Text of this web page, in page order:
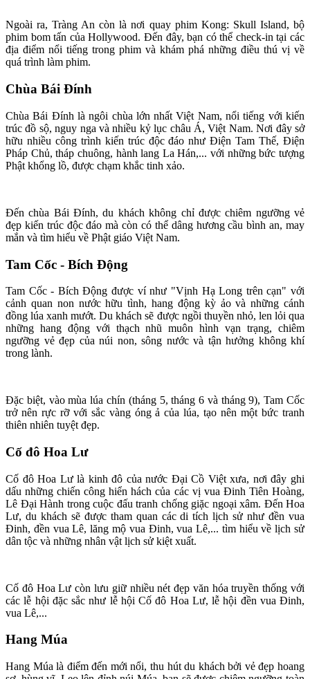
Ngoài ra, Tràng An còn là nơi quay phim Kong: Skull Island, bộ
phim bom tấn của Hollywood. Đến đây, bạn có thể check-in tại các
địa điểm nổi tiếng trong phim và khám phá những điều thú vị về
quá trình làm phim.
Chùa Bái Đính
Chùa Bái Đính là ngôi chùa lớn nhất Việt Nam, nổi tiếng với kiến
trúc đồ sộ, nguy nga và nhiều kỷ lục châu Á, Việt Nam. Nơi đây sở
hữu nhiều công trình kiến trúc độc đáo như Điện Tam Thế, Điện
Pháp Chủ, tháp chuông, hành lang La Hán,... với những bức tượng
Phật khổng lồ, được chạm khắc tinh xảo.
Đến chùa Bái Đính, du khách không chỉ được chiêm ngưỡng vẻ
đẹp kiến trúc độc đáo mà còn có thể dâng hương cầu bình an, may
mắn và tìm hiểu về Phật giáo Việt Nam.
Tam Cốc - Bích Động
Tam Cốc - Bích Động được ví như "Vịnh Hạ Long trên cạn" với
cảnh quan non nước hữu tình, hang động kỳ ảo và những cánh
đồng lúa xanh mướt. Du khách sẽ được ngồi thuyền nhỏ, len lỏi qua
những hang động với thạch nhũ muôn hình vạn trạng, chiêm
ngưỡng vẻ đẹp của núi non, sông nước và tận hưởng không khí
trong lành.
Đặc biệt, vào mùa lúa chín (tháng 5, tháng 6 và tháng 9), Tam Cốc
trở nên rực rỡ với sắc vàng óng ả của lúa, tạo nên một bức tranh
thiên nhiên tuyệt đẹp.
Cố đô Hoa Lư
Cố đô Hoa Lư là kinh đô của nước Đại Cồ Việt xưa, nơi đây ghi
dấu những chiến công hiển hách của các vị vua Đinh Tiên Hoàng,
Lê Đại Hành trong cuộc đấu tranh chống giặc ngoại xâm. Đến Hoa
Lư, du khách sẽ được tham quan các di tích lịch sử như đền vua
Đinh, đền vua Lê, lăng mộ vua Đinh, vua Lê,... tìm hiểu về lịch sử
dân tộc và những nhân vật lịch sử kiệt xuất.
Cố đô Hoa Lư còn lưu giữ nhiều nét đẹp văn hóa truyền thống với
các lễ hội đặc sắc như lễ hội Cố đô Hoa Lư, lễ hội đền vua Đinh,
vua Lê,...
Hang Múa
Hang Múa là điểm đến mới nổi, thu hút du khách bởi vẻ đẹp hoang